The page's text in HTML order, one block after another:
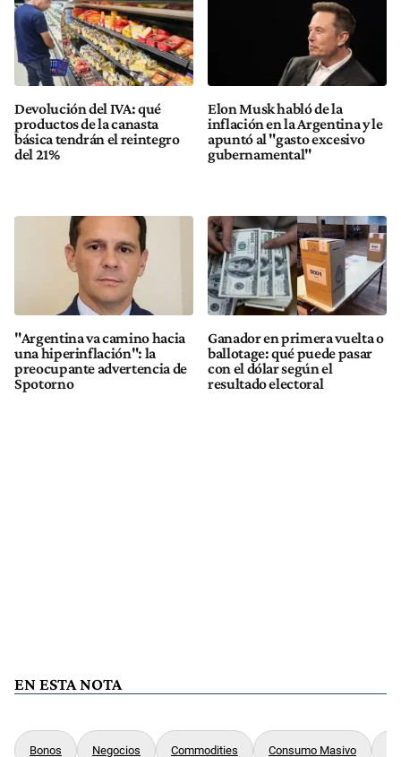
Devolución del IVA: qué
productos de la canasta
básica tendrán el reintegro
del 21%
Elon Musk habló de la
inflación en la Argentina y le
apuntó al "gasto excesivo
gubernamental"
"Argentina va camino hacia
una hiperinflación": la
preocupante advertencia de
Spotorno
Ganador en primera vuelta o
ballotage: qué puede pasar
con el dólar según el
resultado electoral
EN ESTA NOTA
Bonos Negocios Commodities Consumo Masivo